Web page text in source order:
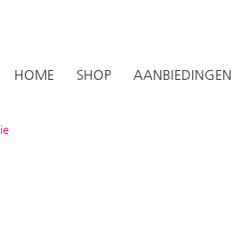
HOME SHOP AANBIEDINGEN